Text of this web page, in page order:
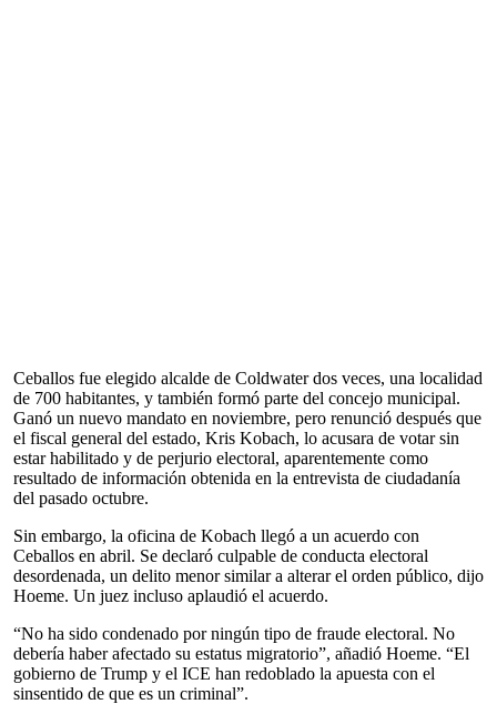
Ceballos fue elegido alcalde de Coldwater dos veces, una localidad
de 700 habitantes, y también formó parte del concejo municipal.
Ganó un nuevo mandato en noviembre, pero renunció después que
el fiscal general del estado, Kris Kobach, lo acusara de votar sin
estar habilitado y de perjurio electoral, aparentemente como
resultado de información obtenida en la entrevista de ciudadanía
del pasado octubre.
Sin embargo, la oficina de Kobach llegó a un acuerdo con
Ceballos en abril. Se declaró culpable de conducta electoral
desordenada, un delito menor similar a alterar el orden público, dijo
Hoeme. Un juez incluso aplaudió el acuerdo.
“No ha sido condenado por ningún tipo de fraude electoral. No
debería haber afectado su estatus migratorio”, añadió Hoeme. “El
gobierno de Trump y el ICE han redoblado la apuesta con el
sinsentido de que es un criminal”.